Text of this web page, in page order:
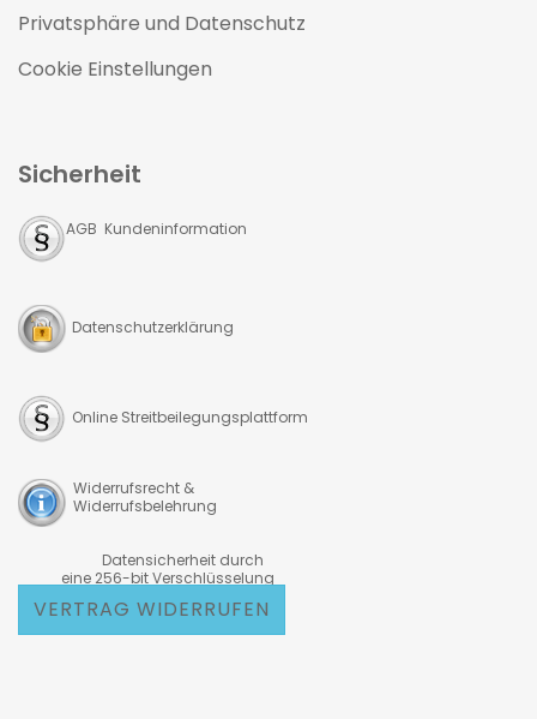
Privatsphäre und Datenschutz
Cookie Einstellungen
Sicherheit
AGB Kundeninformation
Datenschutzerklärung
Online Streitbeilegungsplattform
Widerrufsrecht &
Widerrufsbelehrung
Datensicherheit durch
eine 256-bit Verschlüsselung
VERTRAG WIDERRUFEN